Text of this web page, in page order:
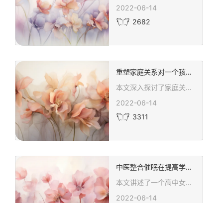
2022-06-14
2682
重塑家庭关系对一个孩子的影响
本文深入探讨了家庭关系对青少年心理健康的重要影响，通过小D的案例展示了心理咨询与催眠疗法在重塑家庭关系、治疗抑郁症和提升个人心理健康方面的显著成效。案例中强调了家庭成员尤其是父母在孩子心理健康治疗过程中的关键作用，以及心理咨询师的专业技能在引导家庭成员共同促进治疗进程中的重要性。通过小D的治疗过程，文章展现了心理咨询与催眠疗法在解决青少年心理问题、提升家庭功能和促进个人成长方面的有效性，为面临类似困扰的家庭提供了新的思路和解决方案。
2022-06-14
3311
中医整合催眠在提高学生成绩上的应用
本文讲述了一个高中女生通过心理咨询和催眠疗法成功调整压力和情绪，提升学习效率的案例。通过细致的咨询过程，包括症状意象、资源整合、能量灌顶等技术的应用，学生实现了从压抑到放松舒适的转变，学习状态和成绩都有显著提升。案例展示了心理咨询在帮助学生管理压力、改善学习状态中的重要作用，同时也突出了催眠疗法在解决深层次心理问题中的有效性。通过这个案例，我们看到了心理咨询对于青少年成长的积极影响，以及专业咨询师在心理健康领域的重要作用。
2022-06-14